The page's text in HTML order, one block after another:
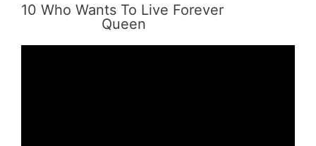
10 Who Wants To Live Forever
Queen